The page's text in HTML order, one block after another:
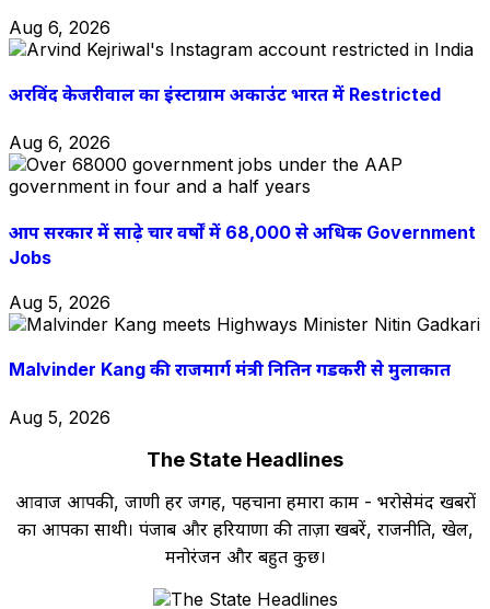
Aug 6, 2026
अरविंद केजरीवाल का इंस्टाग्राम अकाउंट भारत में Restricted
Aug 6, 2026
आप सरकार में साढ़े चार वर्षों में 68,000 से अधिक Government
Jobs
Aug 5, 2026
Malvinder Kang की राजमार्ग मंत्री नितिन गडकरी से मुलाकात
Aug 5, 2026
The State Headlines
आवाज आपकी, जाणी हर जगह, पहचाना हमारा काम - भरोसेमंद खबरों
का आपका साथी। पंजाब और हरियाणा की ताज़ा खबरें, राजनीति, खेल,
मनोरंजन और बहुत कुछ।